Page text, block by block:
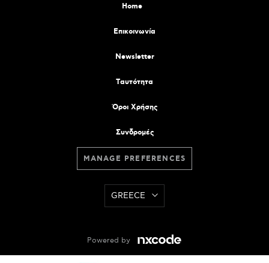
Home
Επικοινωνία
Newsletter
Tαυτότητα
Όροι Χρήσης
Συνδρομές
MANAGE PREFERENCES
GREECE
Powered by